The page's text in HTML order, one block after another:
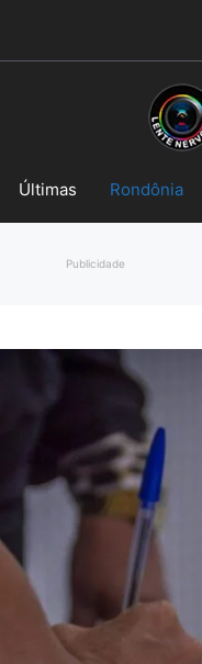
Últimas Rondônia
Publicidade